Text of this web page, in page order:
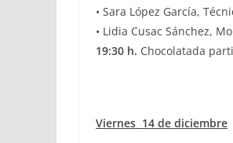
• Sara López García,
• Lidia Cusac Sánchez,
19:30 h. Chocolatada
Viernes 14 de diciembre